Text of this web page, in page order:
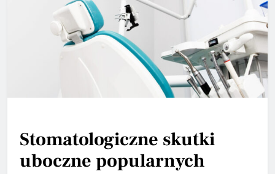
Stomatologiczne skutki
uboczne popularnych